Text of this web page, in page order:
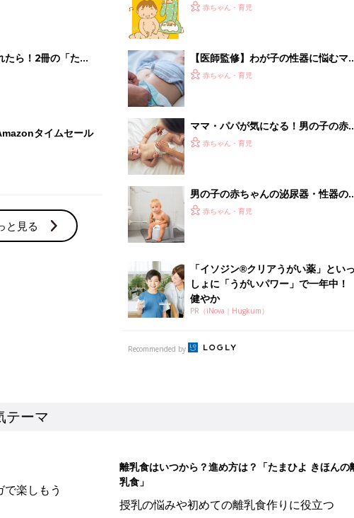
しょに「うがいパワー」で一年中！
健やか
PR（iNova｜Hugkum）
ーマ
離乳食はいつから？進め方は？「たまひよ きほんの離
授乳の悩みや初めての離乳食作りに役立つ
子育てとお金
妊娠・出産・育児にかかる費用やもらえる補助
金・助成金を解説
うする？60分だけの【無料】お金の勉強会